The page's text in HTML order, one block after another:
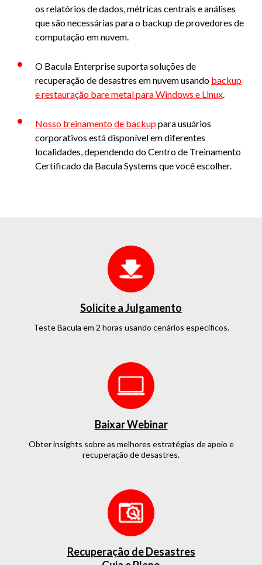
os relatórios de dados, métricas centrais e análises
que são necessárias para o backup de provedores de
computação em nuvem.
O Bacula Enterprise suporta soluções de
recuperação de desastres em nuvem usando backup
e restauração bare metal para Windows e Linux.
Nosso treinamento de backuppara usuários
corporativos está disponível em diferentes
localidades, dependendo do Centro de Treinamento
Certificado da Bacula Systems que você escolher.
Solicite a Julgamento
Teste Bacula em 2 horas usando cenários específicos.
Baixar Webinar
Obter insights sobre as melhores estratégias de apoio e
recuperação de desastres.
Recuperação de Desastres